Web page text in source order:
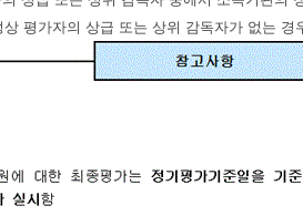
평가자의 상급 또는 상위 감독자가 없는